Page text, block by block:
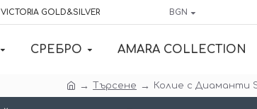
VICTORIA GOLD&SILVER BGN
СРЕБРО AMARA COLLECTION
Търсене Колие с Диаманти